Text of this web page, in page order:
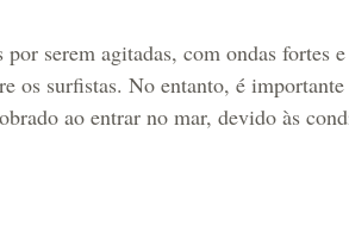
serem agitadas, com ondas fortes e
os surfistas. No entanto, é importante
ao entrar no mar, devido às